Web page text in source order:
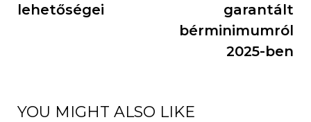
lehetőségei
garantált
bérminimumról
2025-ben
YOU MIGHT ALSO LIKE